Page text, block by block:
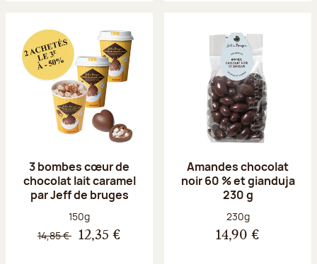
3 bombes cœur de
chocolat lait caramel
par Jeff de bruges
Poids net :
150g
14,85 € 12,35 €
Amandes chocolat
noir 60 % et gianduja
230 g
Poids net :
230g
14,90 €